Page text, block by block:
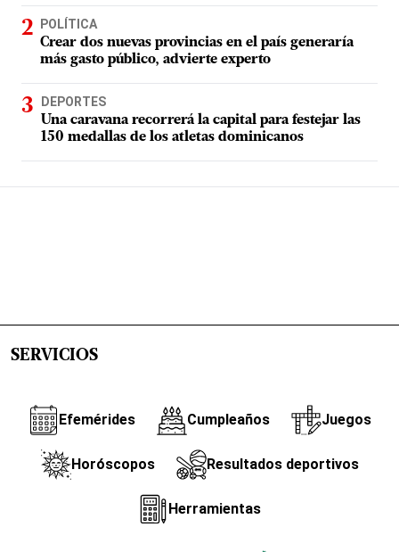
POLÍTICA
Crear dos nuevas provincias en el país generaría
más gasto público, advierte experto
DEPORTES
Una caravana recorrerá la capital para festejar las
150 medallas de los atletas dominicanos
SERVICIOS
Efemérides Cumpleaños Juegos
Horóscopos Resultados deportivos
Herramientas